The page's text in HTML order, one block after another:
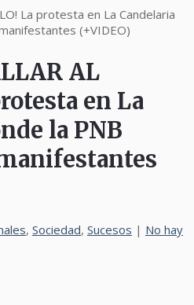
La protesta en La Candelaria
(+VIDEO)
AL
en La
la PNB
, Sociedad, Sucesos | No hay